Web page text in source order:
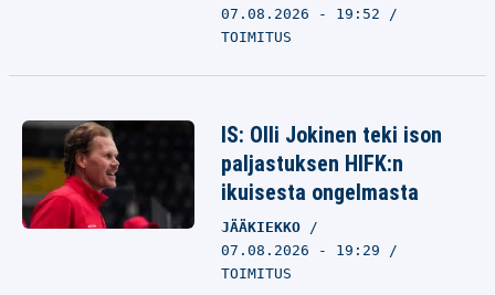
07.08.2026 - 19:52
TOIMITUS
IS: Olli Jokinen teki ison
paljastuksen HIFK:n
ikuisesta ongelmasta
JÄÄKIEKKO
07.08.2026 - 19:29
TOIMITUS